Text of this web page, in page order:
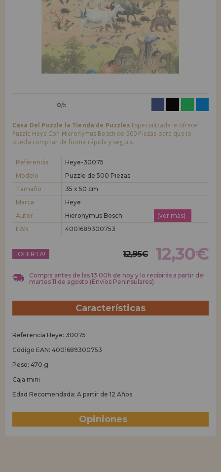
LIQUIDACIONES
INFORMACIÓN
955 333 133
Quiero registrarme como
nuevo cliente
Al crear una cuenta en casadelpuzzle.com podrás realizar tus compras
rápidamente en nuestra tienda virtual, revisar el estado de tus pedidos
y consultar tus operaciones anteriores.
¡Adelante! Te estábamos esperando.
nuevo distribuidor
¿Eres Profesional o Empresa?. ¿Quieres vender en tu negocio
condiciones de ventas con descuentos especiales para la distribución.
¡Adelante! Te estábamos esperando.
0/5
Casa Del Puzzle la Tienda de Puzzles Especializada le ofrece
Puzzle Heye Con Hieronymus Bosch de 500 Piezas para que lo
pueda comprar de forma rápida y segura.
Referencia
Heye-30075
Modelo
Puzzle de 500 Piezas
Tamaño
35 x 50 cm
Marca
Heye
Autor
Hieronymus Bosch
(ver más)
EAN
4001689300753
¡OFERTA! 12,95€ 12,30€
Compra antes de las 13:00h de hoy y lo recibirás a partir del
martes 11 de agosto (Envíos Peninsulares)
Características
Referencia Heye: 30075
Código EAN: 4001689300753
Peso: 470 g
Caja mini
Edad Recomendada: A partir de 12 Años
Opiniones